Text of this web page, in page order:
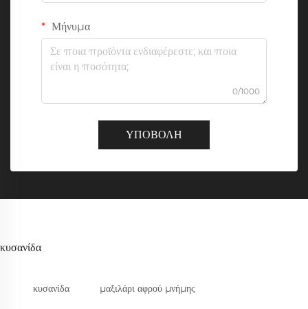
Μήνυμα
0/1000
ΥΠΟΒΟΛΗ
κυσανίδα
κυσανίδα μαξιλάρι αφρού μνήμης